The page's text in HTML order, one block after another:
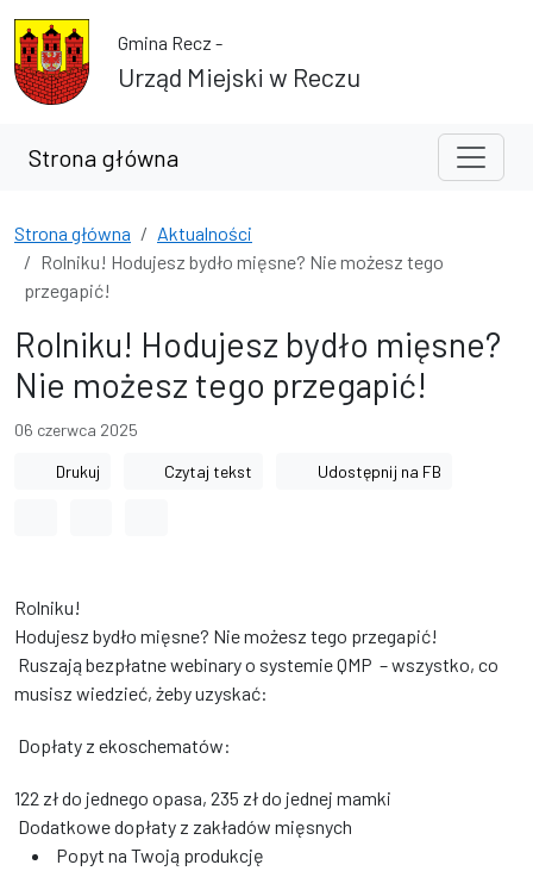
Przejdź do treści
Przejdź do wyszukiwarki
Gmina Recz -
Urząd Miejski w Reczu
Strona główna
Strona główna
Aktualności
Rolniku! Hodujesz bydło mięsne? Nie możesz tego
przegapić!
Rolniku! Hodujesz bydło mięsne?
Nie możesz tego przegapić!
06 czerwca 2025
Drukuj Czytaj tekst Udostępnij na FB
Rolniku!
Hodujesz bydło mięsne? Nie możesz tego przegapić!
Ruszają bezpłatne webinary o systemie QMP – wszystko, co
musisz wiedzieć, żeby uzyskać:
Dopłaty z ekoschematów:
122 zł do jednego opasa, 235 zł do jednej mamki
Dodatkowe dopłaty z zakładów mięsnych
Popyt na Twoją produkcję